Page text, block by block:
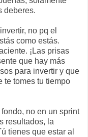
deberes.
no pq el
como estás.
¡Las prisas
que hay más
para invertir y que
te tomes tu tiempo
no en un sprint
resultados, la
tienes que estar al